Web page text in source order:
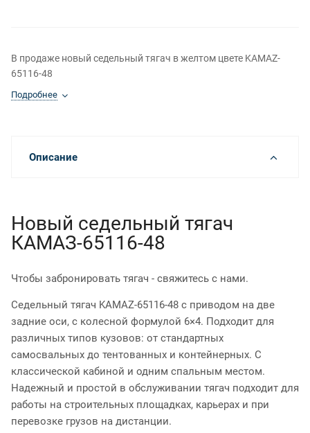
В продаже новый седельный тягач в желтом цвете KAMAZ-
65116-48
Подробнее
Описание
Новый седельный тягач
КАМАЗ-65116-48
Чтобы забронировать тягач - свяжитесь с нами.
Седельный тягач KAMAZ-65116-48 с приводом на две
задние оси, с колесной формулой 6×4. Подходит для
различных типов кузовов: от стандартных
самосвальных до тентованных и контейнерных. С
классической кабиной и одним спальным местом.
Надежный и простой в обслуживании тягач подходит для
работы на строительных площадках, карьерах и при
перевозке грузов на дистанции.